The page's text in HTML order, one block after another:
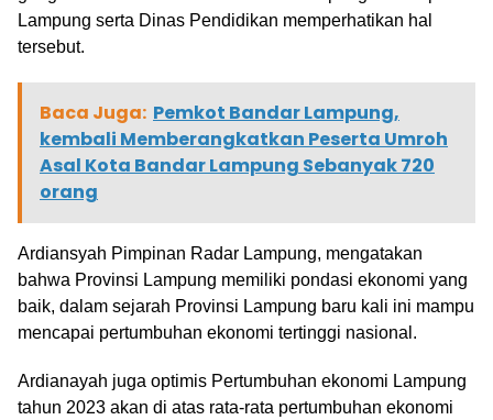
Lampung serta Dinas Pendidikan memperhatikan hal
tersebut.
Baca Juga: Pemkot Bandar Lampung,
kembali Memberangkatkan Peserta Umroh
Asal Kota Bandar Lampung Sebanyak 720
orang
Ardiansyah Pimpinan Radar Lampung, mengatakan
bahwa Provinsi Lampung memiliki pondasi ekonomi yang
baik, dalam sejarah Provinsi Lampung baru kali ini mampu
mencapai pertumbuhan ekonomi tertinggi nasional.
Ardianayah juga optimis Pertumbuhan ekonomi Lampung
tahun 2023 akan di atas rata-rata pertumbuhan ekonomi